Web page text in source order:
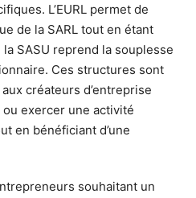
L’EURL permet de
de la SARL tout en étant
SASU reprend la souplesse
Ces structures sont
créateurs d’entreprise
exercer une activité
en bénéficiant d’une
souhaitant un